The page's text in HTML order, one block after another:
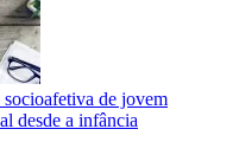
socioafetiva de jovem
desde a infância